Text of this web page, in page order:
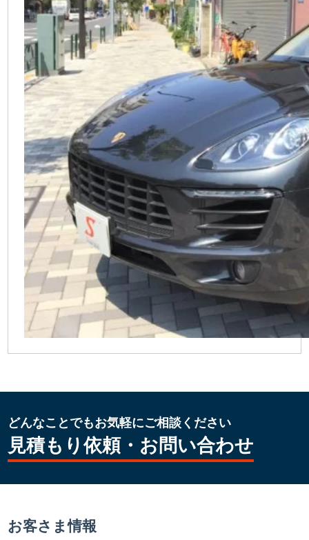
どんなことでもお気軽にご相談ください
見積もり依頼・お問い合わせ